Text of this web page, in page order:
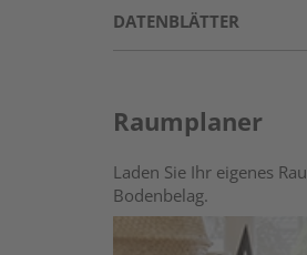
DATENBLÄTTER
Raumplaner
Laden Sie Ihr eigenes
Bodenbelag.